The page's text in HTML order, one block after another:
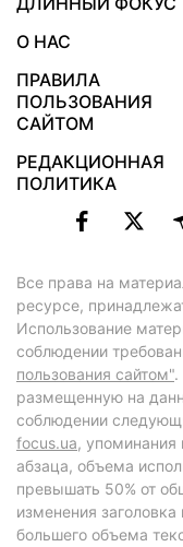
О НАС
ПРАВИЛА
ПОЛЬЗОВАНИЯ
САЙТОМ
РЕДАКЦИОННАЯ
ПОЛИТИКА
Все права на
ресурсе,
Использование
соблюдении
пользования сайтом".
размещенную на
соблюдении
focus.ua, упоминания
абзаца, объема
превышать 50% от
изменения
большего объема